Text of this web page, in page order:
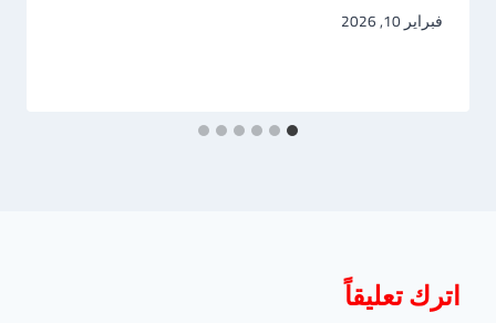
فبراير 10, 2026
اترك تعليقاً